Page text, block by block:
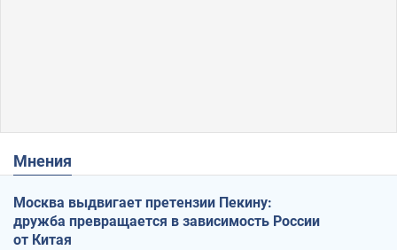
Мнения
Москва выдвигает претензии Пекину:
дружба превращается в зависимость России
от Китая